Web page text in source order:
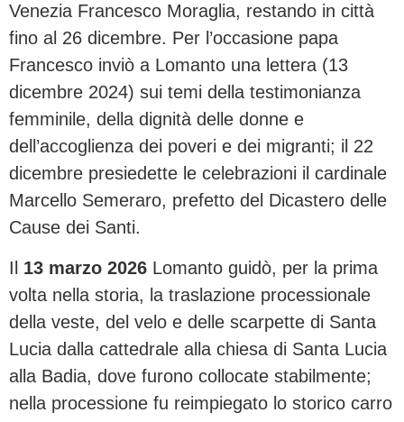
Venezia Francesco Moraglia, restando in città
fino al 26 dicembre. Per l’occasione papa
Francesco inviò a Lomanto una lettera (13
dicembre 2024) sui temi della testimonianza
femminile, della dignità delle donne e
dell’accoglienza dei poveri e dei migranti; il 22
dicembre presiedette le celebrazioni il cardinale
Marcello Semeraro, prefetto del Dicastero delle
Cause dei Santi.
Il 13 marzo 2026 Lomanto guidò, per la prima
volta nella storia, la traslazione processionale
della veste, del velo e delle scarpette di Santa
Lucia dalla cattedrale alla chiesa di Santa Lucia
alla Badia, dove furono collocate stabilmente;
nella processione fu reimpiegato lo storico carro